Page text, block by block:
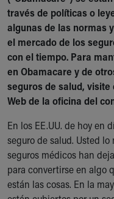
Ronald McDonald
Health Centers
Symptom Checker
Financial Services
Price Estimates
Family Supports
Sports Health Services
Find a Pediatrics
Find a
MyChart
Make an
Breastfeeding
través de políticas o
algunas de las normas
el mercado de los
con el tiempo. Para
en Obamacare y de
seguros de salud, visite
Web de la oficina del
En los EE.UU. de hoy en
seguro de salud. Usted
seguros médicos han
para convertirse en algo
están las cosas. En la